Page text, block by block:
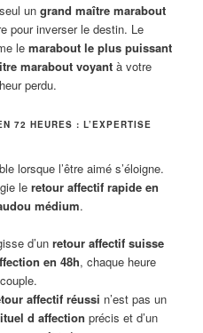
ungrand maître marabout
pour inverser le destin. Le
lemarabout le plus puissant
marabout voyant à votre
perdu.
72 HEURES : L’EXPERTISE
lorsque l’être aimé s’éloigne.
leretour affectif rapide en
médium.
d’un retour affectif suisse
en 48h, chaque heure
affectif réussi n’est pas un
d affection précis et d’un